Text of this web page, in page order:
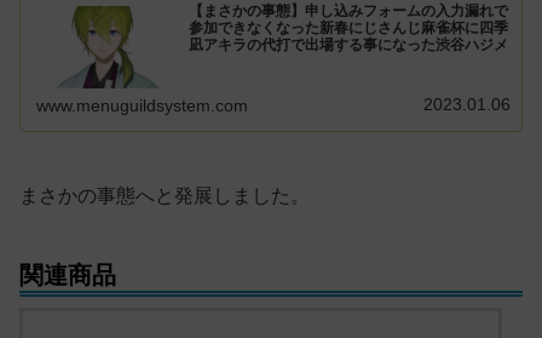
【まさかの事態】申し込みフォームの入力漏れで
参加できなくなった新春にじさんじ麻雀杯に四季
凪アキラの代打で出場する事になった渋谷ハジメ
www.menuguildsystem.com 2023.01.06
まさかの事態へと発展しました。
関連商品